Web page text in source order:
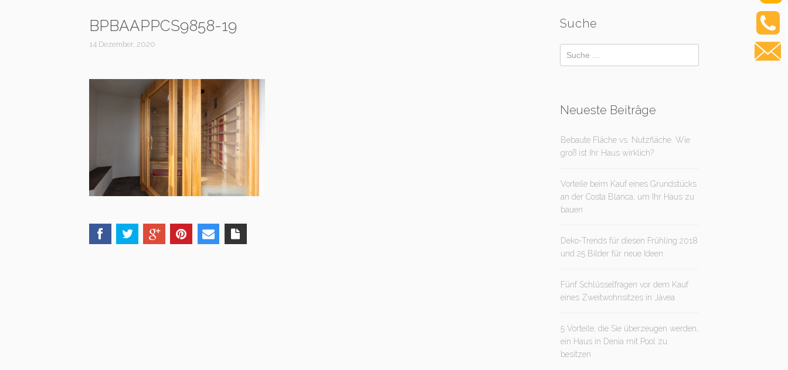
BPBAAPPCS9858-19
14 Dezember, 2020
Suche
Neueste Beiträge
Bebaute Fläche vs. Nutzfläche. Wie
groß ist Ihr Haus wirklich?
Vorteile beim Kauf eines Grundstücks
an der Costa Blanca, um Ihr Haus zu
bauen
Deko-Trends für diesen Frühling 2018
und 25 Bilder für neue Ideen
Fünf Schlüsselfragen vor dem Kauf
eines Zweitwohnsitzes in Jávea
5 Vorteile, die Sie überzeugen werden,
ein Haus in Denia mit Pool zu
besitzen